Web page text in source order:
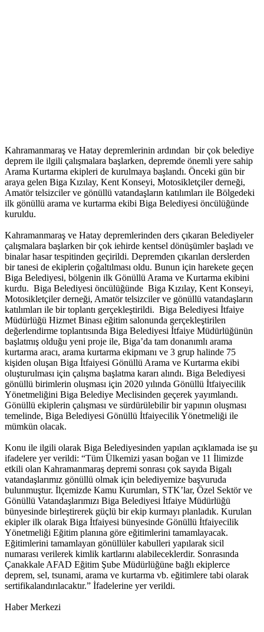
Kahramanmaraş ve Hatay depremlerinin ardından bir çok belediye
deprem ile ilgili çalışmalara başlarken, depremde önemli yere sahip
Arama Kurtarma ekipleri de kurulmaya başlandı. Önceki gün bir
araya gelen Biga Kızılay, Kent Konseyi, Motosikletçiler derneği,
Amatör telsizciler ve gönüllü vatandaşların katılımları ile Bölgedeki
ilk gönüllü arama ve kurtarma ekibi Biga Belediyesi öncülüğünde
kuruldu.
Kahramanmaraş ve Hatay depremlerinden ders çıkaran Belediyeler
çalışmalara başlarken bir çok iehirde kentsel dönüşümler başladı ve
binalar hasar tespitinden geçirildi. Depremden çıkarılan derslerden
bir tanesi de ekiplerin çoğaltılması oldu. Bunun için harekete geçen
Biga Belediyesi, bölgenin ilk Gönüllü Arama ve Kurtarma ekibini
kurdu. Biga Belediyesi öncülüğünde Biga Kızılay, Kent Konseyi,
Motosikletçiler derneği, Amatör telsizciler ve gönüllü vatandaşların
katılımları ile bir toplantı gerçekleştirildi. Biga Belediyesi İtfaiye
Müdürlüğü Hizmet Binası eğitim salonunda gerçekleştirilen
değerlendirme toplantısında Biga Belediyesi İtfaiye Müdürlüğünün
başlatmış olduğu yeni proje ile, Biga’da tam donanımlı arama
kurtarma aracı, arama kurtarma ekipmanı ve 3 grup halinde 75
kişiden oluşan Biga İtfaiyesi Gönüllü Arama ve Kurtarma ekibi
oluşturulması için çalışma başlatma kararı alındı. Biga Belediyesi
gönüllü birimlerin oluşması için 2020 yılında Gönüllü İtfaiyecilik
Yönetmeliğini Biga Belediye Meclisinden geçerek yayımlandı.
Gönüllü ekiplerin çalışması ve sürdürülebilir bir yapının oluşması
temelinde, Biga Belediyesi Gönüllü İtfaiyecilik Yönetmeliği ile
mümkün olacak.
Konu ile ilgili olarak Biga Belediyesinden yapılan açıklamada ise şu
ifadelere yer verildi: “Tüm Ülkemizi yasan boğan ve 11 İlimizde
etkili olan Kahramanmaraş depremi sonrası çok sayıda Bigalı
vatandaşlarımız gönüllü olmak için belediyemize başvuruda
bulunmuştur. İlçemizde Kamu Kurumları, STK’lar, Özel Sektör ve
Gönüllü Vatandaşlarımızı Biga Belediyesi İtfaiye Müdürlüğü
bünyesinde birleştirerek güçlü bir ekip kurmayı planladık. Kurulan
ekipler ilk olarak Biga İtfaiyesi bünyesinde Gönüllü İtfaiyecilik
Yönetmeliği Eğitim planına göre eğitimlerini tamamlayacak.
Eğitimlerini tamamlayan gönüllüler kabulleri yapılarak sicil
numarası verilerek kimlik kartlarını alabileceklerdir. Sonrasında
Çanakkale AFAD Eğitim Şube Müdürlüğüne bağlı ekiplerce
deprem, sel, tsunami, arama ve kurtarma vb. eğitimlere tabi olarak
sertifikalandırılacaktır.” İfadelerine yer verildi.
Haber Merkezi